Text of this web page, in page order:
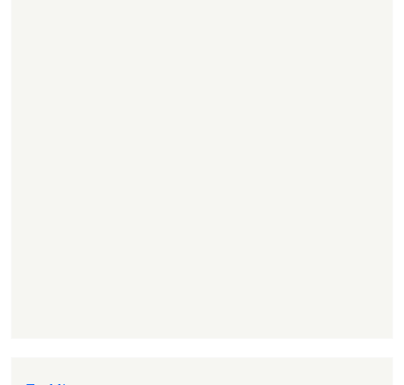
Доп меню